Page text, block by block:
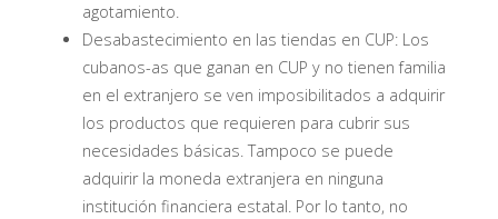
agotamiento.
Desabastecimiento en las tiendas en CUP: Los
cubanos-as que ganan en CUP y no tienen familia
en el extranjero se ven imposibilitados a adquirir
los productos que requieren para cubrir sus
necesidades básicas. Tampoco se puede
adquirir la moneda extranjera en ninguna
institución financiera estatal. Por lo tanto, no